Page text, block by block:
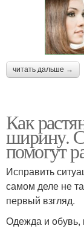
читать дальше →
Как
ширину.
помогут
Исправить
самом деле не
первый взгляд.
Одежда и обувь,